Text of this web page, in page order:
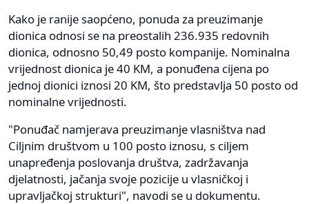
Kako je ranije saopćeno, ponuda za preuzimanje
dionica odnosi se na preostalih 236.935 redovnih
dionica, odnosno 50,49 posto kompanije. Nominalna
vrijednost dionica je 40 KM, a ponuđena cijena po
jednoj dionici iznosi 20 KM, što predstavlja 50 posto od
nominalne vrijednosti.
"Ponuđač namjerava preuzimanje vlasništva nad
Ciljnim društvom u 100 posto iznosu, s ciljem
unapređenja poslovanja društva, zadržavanja
djelatnosti, jačanja svoje pozicije u vlasničkoj i
upravljačkoj strukturi", navodi se u dokumentu.